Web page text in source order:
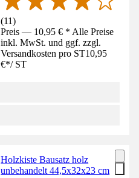
(11)
Preis — 10,95 € * Alle Preise
inkl. MwSt. und ggf. zzgl.
Versandkosten pro ST10,95
€*/ ST
Holzkiste Bausatz holz
unbehandelt 44,5x32x23 cm